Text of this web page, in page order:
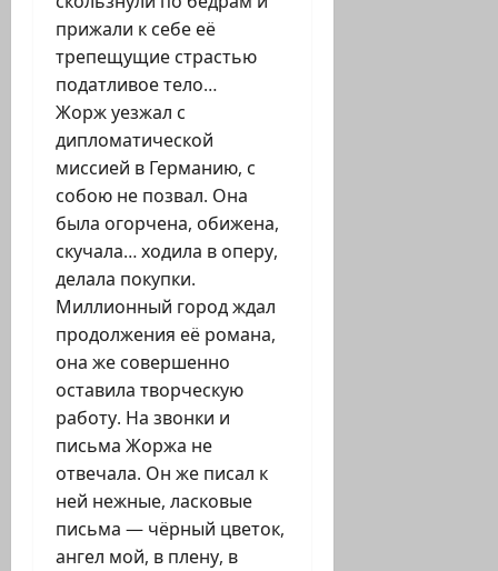
прижали к себе её
трепещущие страстью
податливое тело…
Жорж уезжал с
дипломатической
миссией в Германию, с
собою не позвал. Она
была огорчена, обижена,
скучала… ходила в оперу,
делала покупки.
Миллионный город ждал
продолжения её романа,
она же совершенно
оставила творческую
работу. На звонки и
письма Жоржа не
отвечала. Он же писал к
ней нежные, ласковые
письма — чёрный цветок,
ангел мой, в плену, в